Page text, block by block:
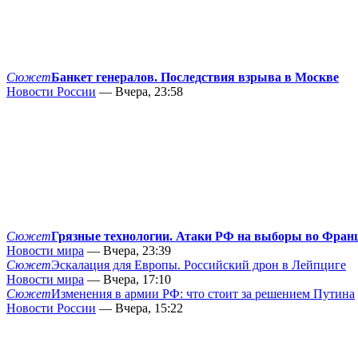
СюжетБанкет генералов. Последствия взрыва в Москве
Новости России — Вчера, 23:58
СюжетГрязные технологии. Атаки РФ на выборы во
Новости мира — Вчера, 23:39
СюжетЭскалация для Европы. Российский дрон в Лейпциге
Новости мира — Вчера, 17:10
СюжетИзменения в армии РФ: что стоит за решением Путина
Новости России — Вчера, 15:22